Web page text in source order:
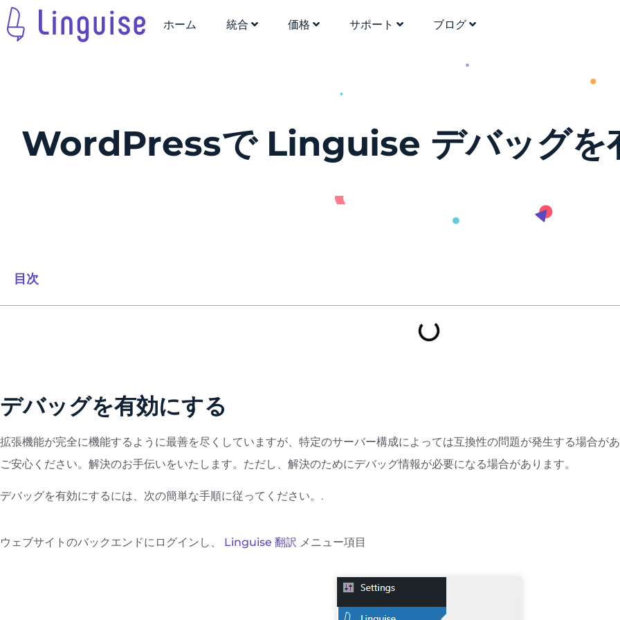
ホーム 統合 価格 サポート ブログ
WordPressで Linguise デバッグを
目次
デバッグを有効にする
拡張機能が完全に機能するように最善を尽くしていますが、特定のサーバー構成によっては互換性の問題が発生する場合が
ご安心ください。解決のお手伝いをいたします。ただし、解決のためにデバッグ情報が必要になる場合があります。
デバッグを有効にするには、次の簡単な手順に従ってください。.
ウェブサイトのバックエンドにログインし、 Linguise 翻訳 メニュー項目